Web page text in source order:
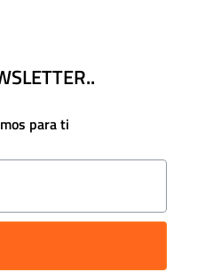
para ti